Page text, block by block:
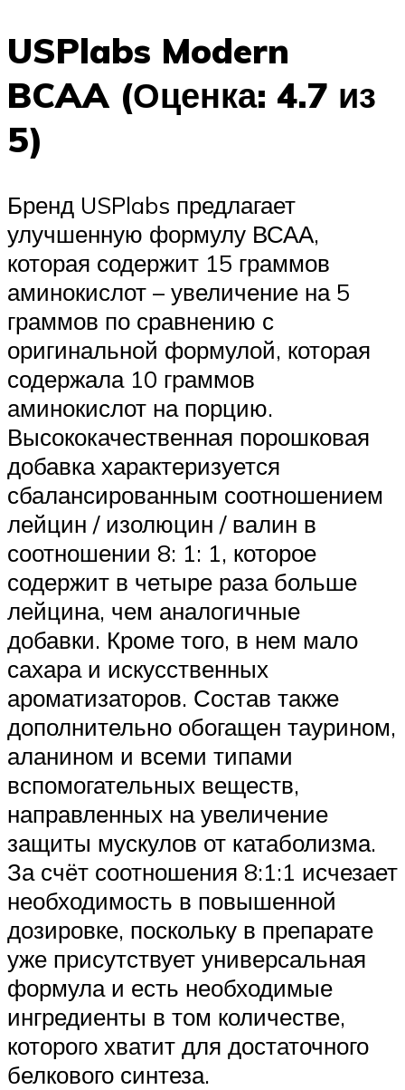
USPlabs Modern
BCAA (Оценка: 4.7 из
5)
Бренд USPlabs предлагает
улучшенную формулу ВСАА,
которая содержит 15 граммов
аминокислот – увеличение на 5
граммов по сравнению с
оригинальной формулой, которая
содержала 10 граммов
аминокислот на порцию.
Высококачественная порошковая
добавка характеризуется
сбалансированным соотношением
лейцин / изолюцин / валин в
соотношении 8: 1: 1, которое
содержит в четыре раза больше
лейцина, чем аналогичные
добавки. Кроме того, в нем мало
сахара и искусственных
ароматизаторов. Состав также
дополнительно обогащен таурином,
аланином и всеми типами
вспомогательных веществ,
направленных на увеличение
защиты мускулов от катаболизма.
За счёт соотношения 8:1:1 исчезает
необходимость в повышенной
дозировке, поскольку в препарате
уже присутствует универсальная
формула и есть необходимые
ингредиенты в том количестве,
которого хватит для достаточного
белкового синтеза.